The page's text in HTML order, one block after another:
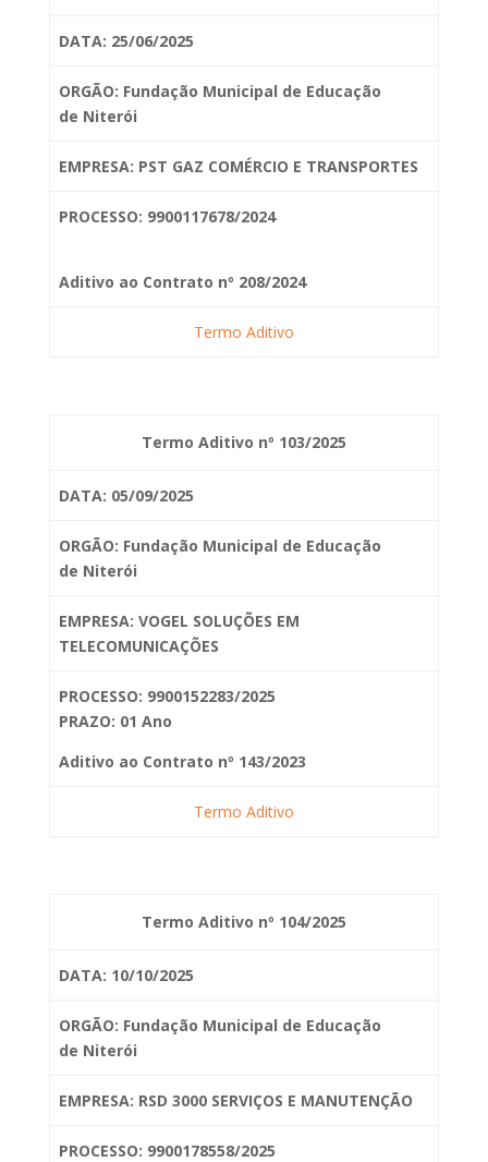
DATA: 25/06/2025
ORGÃO: Fundação Municipal de Educação
de Niterói
EMPRESA: PST GAZ COMÉRCIO E TRANSPORTES
PROCESSO: 9900117678/2024
Aditivo ao Contrato nº 208/2024
Termo Aditivo
Termo Aditivo nº 103/2025
DATA: 05/09/2025
ORGÃO: Fundação Municipal de Educação
de Niterói
EMPRESA: VOGEL SOLUÇÕES EM
TELECOMUNICAÇÕES
PROCESSO: 9900152283/2025
PRAZO: 01 Ano
Aditivo ao Contrato nº 143/2023
Termo Aditivo
Termo Aditivo nº 104/2025
DATA: 10/10/2025
ORGÃO: Fundação Municipal de Educação
de Niterói
EMPRESA: RSD 3000 SERVIÇOS E MANUTENÇÃO
PROCESSO: 9900178558/2025